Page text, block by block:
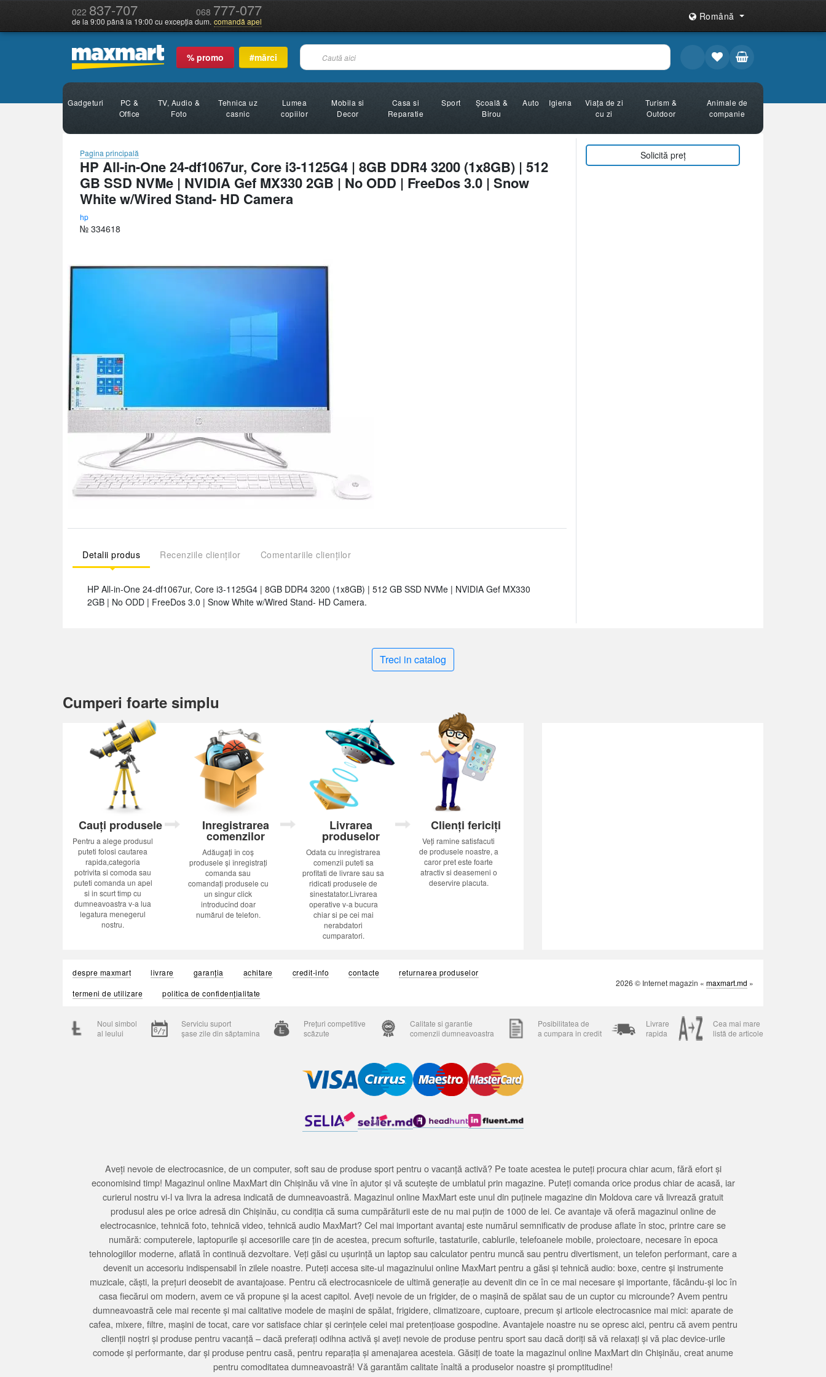
022 837-707 068 777-077
de la 9:00 până la 19:00 cu excepția dum. comandă apel Română
% promo #mărci
Gadgeturi
PC &
Office
TV, Audio &
Foto
Tehnica uz
casnic
Lumea
copiilor
Mobila si
Decor
Casa si
Reparatie
Sport
Şcoală &
Birou
Auto Igiena
Viața de zi
cu zi
Turism &
Outdoor
Animale de
companie
Pagina principală
HP All-in-One 24-df1067ur, Core i3-1125G4 | 8GB DDR4 3200 (1x8GB) | 512
GB SSD NVMe | NVIDIA Gef MX330 2GB | No ODD | FreeDos 3.0 | Snow
White w/Wired Stand- HD Camera
hp
№ 334618
Detalii produs Recenziile clienților Comentariile clienților
HP All-in-One 24-df1067ur, Core i3-1125G4 | 8GB DDR4 3200 (1x8GB) | 512 GB SSD NVMe | NVIDIA Gef MX330
2GB | No ODD | FreeDos 3.0 | Snow White w/Wired Stand- HD Camera.
Solicită preț
Treci in catalog
Cumperi foarte simplu
Cauți produsele
Pentru a alege produsul
puteti folosi cautarea
rapida,categoria
potrivita si comoda sau
puteti comanda un apel
si in scurt timp cu
dumneavoastra v-a lua
legatura menegerul
nostru.
Inregistrarea
comenzilor
Adăugați în coș
produsele și înregistrați
comanda sau
comandați produsele cu
un singur click
introducînd doar
numărul de telefon.
Livrarea
produselor
Odata cu inregistrarea
comenzii puteti sa
profitati de livrare sau sa
ridicati produsele de
sinestatator.Livrarea
operative v-a bucura
chiar si pe cei mai
nerabdatori
cumparatori.
Clienți fericiți
Veți ramine satisfacuti
de produsele noastre, a
caror pret este foarte
atractiv si deasemeni o
deservire placuta.
despre maxmart livrare garanția achitare credit-info contacte
returnarea produselor
termeni de utilizare
politica de confidențialitate
2026 © Internet magazin « maxmart.md »
Noul simbol
al leului
Serviciu suport
șase zile din săptamina
Prețuri competitive
scăzute
Calitate si garantie
comenzii dumneavoastra
Posibilitatea de
a cumpara in credit
Livrare
rapida
Cea mai mare
listă de articole
Aveți nevoie de electrocasnice, de un computer, soft sau de produse sport pentru o vacanță activă? Pe toate acestea le puteți procura chiar acum, fără efort și
economisind timp! Magazinul online MaxMart din Chișinău vă vine în ajutor și vă scutește de umblatul prin magazine. Puteți comanda orice produs chiar de acasă, iar
curierul nostru vi-l va livra la adresa indicată de dumneavoastră. Magazinul online MaxMart este unul din puținele magazine din Moldova care vă livrează gratuit
produsul ales pe orice adresă din Chișinău, cu condiția că suma cumpărăturii este de nu mai puțin de 1000 de lei. Ce avantaje vă oferă magazinul online de
electrocasnice, tehnică foto, tehnică video, tehnică audio MaxMart? Cel mai important avantaj este numărul semnificativ de produse aflate în stoc, printre care se
numără: computerele, laptopurile și accesoriile care țin de acestea, precum softurile, tastaturile, cablurile, telefoanele mobile, proiectoare, necesare în epoca
tehnologiilor moderne, aflată în continuă dezvoltare. Veți găsi cu ușurință un laptop sau calculator pentru muncă sau pentru divertisment, un telefon performant, care a
devenit un accesoriu indispensabil în zilele noastre. Puteți accesa site-ul magazinului online MaxMart pentru a găsi și tehnică audio: boxe, centre și instrumente
muzicale, căști, la prețuri deosebit de avantajoase. Pentru că electrocasnicele de ultimă generație au devenit din ce în ce mai necesare și importante, făcându-și loc în
casa fiecărui om modern, avem ce vă propune și la acest capitol. Aveți nevoie de un frigider, de o mașină de spălat sau de un cuptor cu microunde? Avem pentru
dumneavoastră cele mai recente și mai calitative modele de mașini de spălat, frigidere, climatizoare, cuptoare, precum și articole electrocasnice mai mici: aparate de
cafea, mixere, filtre, mașini de tocat, care vor satisface chiar și cerințele celei mai pretențioase gospodine. Avantajele noastre nu se opresc aici, pentru că avem pentru
clienții noștri și produse pentru vacanță – dacă preferați odihna activă și aveți nevoie de produse pentru sport sau dacă doriți să vă relaxați și vă plac device-urile
comode și performante, dar și produse pentru casă, pentru reparația și amenajarea acesteia. Găsiți de toate la magazinul online MaxMart din Chișinău, creat anume
pentru comoditatea dumneavoastră! Vă garantăm calitate înaltă a produselor noastre și promptitudine!